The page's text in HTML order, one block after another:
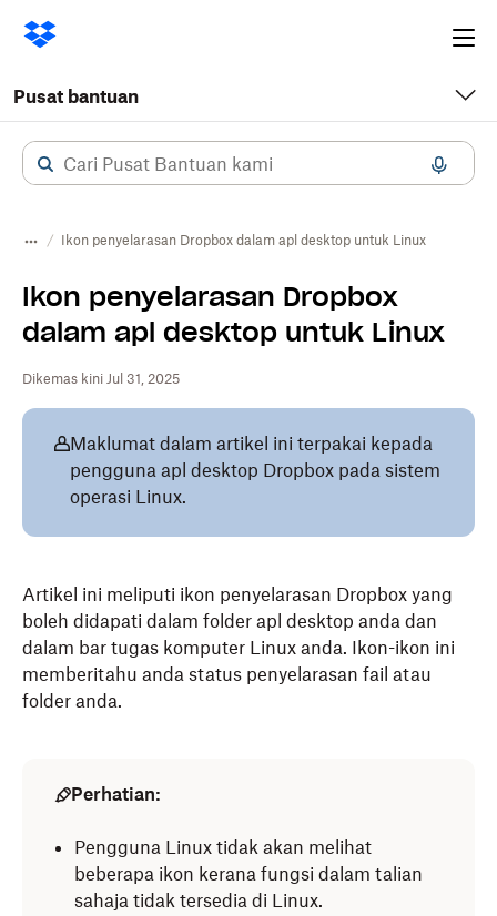
Pusat bantuan
Ikon penyelarasan Dropbox dalam apl desktop untuk Linux
Ikon penyelarasan Dropbox
dalam apl desktop untuk Linux
Dikemas kini Jul 31, 2025
Maklumat dalam artikel ini terpakai kepada
pengguna apl desktop Dropbox pada sistem
operasi Linux.
Artikel ini meliputi ikon penyelarasan Dropbox yang
boleh didapati dalam folder apl desktop anda dan
dalam bar tugas komputer Linux anda. Ikon-ikon ini
memberitahu anda status penyelarasan fail atau
folder anda.
Perhatian:
Pengguna Linux tidak akan melihat
beberapa ikon kerana fungsi dalam talian
sahaja tidak tersedia di Linux.